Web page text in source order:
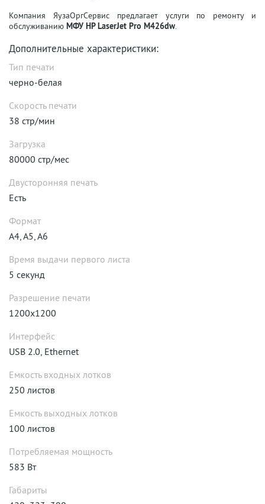
Компания ЯузаОргСервис предлагает услуги по ремонту и
обслуживанию МФУ HP LaserJet Pro M426dw.
Дополнительные характеристики:
Тип печати
черно-белая
Скорость печати
38 стр/мин
Загрузка
80000 стр/мес
Двусторонняя печать
Есть
Формат
A4, A5, A6
Время выдачи первого листа
5 секунд
Разрешение печати
1200x1200
Интерфейс
USB 2.0, Ethernet
Емкость входных лотков
250 листов
Емкость выходных лотков
100 листов
Потребляемая мощность
583 Вт
Габариты